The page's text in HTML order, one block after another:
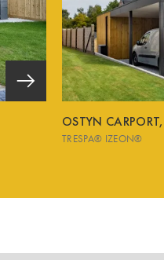
OSTYN
TRESPA® IZEON®